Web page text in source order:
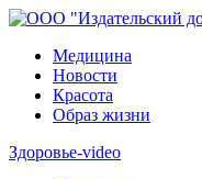
Медицина
Новости
Красота
Образ жизни
Здоровье-video